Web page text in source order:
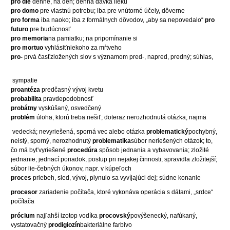
pro die denne, na deň; denná dávka lieku
pro domo pre vlastnú potrebu; iba pre vnútorné účely, dôverne
pro forma iba naoko; iba z formálnych dôvodov, „aby sa nepovedalo“ pro
futuro pre budúcnosť
pro memoriana pamiatku; na pripomínanie si
pro mortuo vyhlásiťniekoho za mŕtveho
pro- prvá časťzložených slov s významom pred-, napred, predný; súhlas,
sympatie
proantéza predčasný vývoj kvetu
probabilita pravdepodobnosť
probátny vyskúšaný, osvedčený
problém úloha, ktorú treba riešiť; doteraz nerozhodnutá otázka, najmä
vedecká; nevyriešená, sporná vec alebo otázka problematickýpochybný,
neistý, sporný, nerozhodnutý problematikasúbor neriešených otázok; to,
čo má byťvyriešené procedúra spôsob jednania a vybavovania; zložité
jednanie; jednací poriadok; postup pri nejakej činnosti, spravidla zložitejší;
súbor lie-čebných úkonov, napr. v kúpeľoch
proces priebeh, sled, vývoj, plynulo sa vyvíjajúci dej; súdne konanie
procesor zariadenie počítača, ktoré vykonáva operácia s dátami, „srdce“
počítača
prócium najľahší izotop vodíka procovskýpovýšenecký, nafúkaný,
vystatovačný prodigiozínbakteriálne farbivo